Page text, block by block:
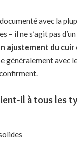
avec la
– il ne s’agit pas
ajustement du cuir
généralement avec
il à tous les